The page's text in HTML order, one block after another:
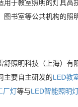
用于教室照明的灯具高
书室等公共机构的照明
舒照明科技（上海）有
主要自主研发的LED教
厂灯等与LED智能照明